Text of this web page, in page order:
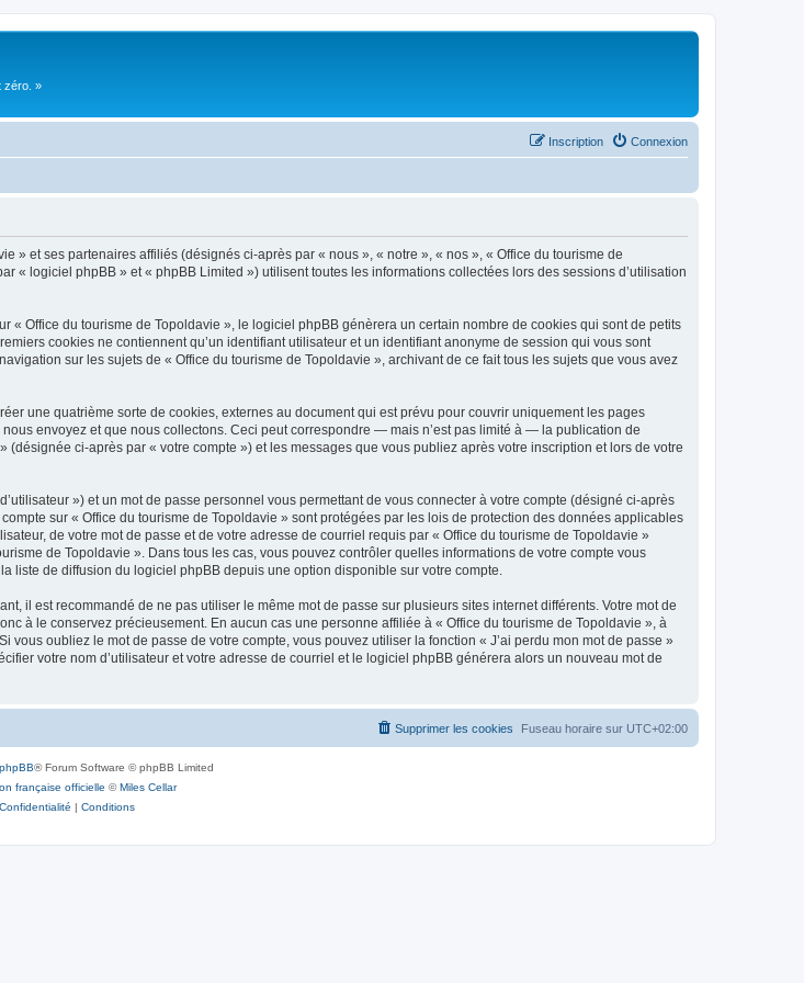
zéro. »
Connexion
Inscription
et ses partenaires affiliés (désignés ci-après par « nous », « notre », « nos », « Office du tourisme de
« logiciel phpBB » et « phpBB Limited ») utilisent toutes les informations collectées lors des sessions d’utilisation
Office du tourisme de Topoldavie », le logiciel phpBB génèrera un certain nombre de cookies qui sont de petits
cookies ne contiennent qu’un identifiant utilisateur et un identifiant anonyme de session qui vous sont
sur les sujets de « Office du tourisme de Topoldavie », archivant de ce fait tous les sujets que vous avez
une quatrième sorte de cookies, externes au document qui est prévu pour couvrir uniquement les pages
envoyez et que nous collectons. Ceci peut correspondre — mais n’est pas limité à — la publication de
ci-après par « votre compte ») et les messages que vous publiez après votre inscription et lors de votre
») et un mot de passe personnel vous permettant de vous connecter à votre compte (désigné ci-après
sur « Office du tourisme de Topoldavie » sont protégées par les lois de protection des données applicables
de votre mot de passe et de votre adresse de courriel requis par « Office du tourisme de Topoldavie »
de Topoldavie ». Dans tous les cas, vous pouvez contrôler quelles informations de votre compte vous
de diffusion du logiciel phpBB depuis une option disponible sur votre compte.
il est recommandé de ne pas utiliser le même mot de passe sur plusieurs sites internet différents. Votre mot de
à le conservez précieusement. En aucun cas une personne affiliée à « Office du tourisme de Topoldavie », à
oubliez le mot de passe de votre compte, vous pouvez utiliser la fonction « J’ai perdu mon mot de passe »
votre nom d’utilisateur et votre adresse de courriel et le logiciel phpBB générera alors un nouveau mot de
Fuseau horaire sur UTC+02:00
Supprimer les cookies
phpBB® Forum Software © phpBB Limited
française officielle ©Miles Cellar
Confidentialité | Conditions